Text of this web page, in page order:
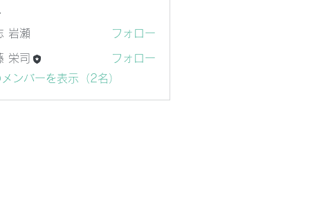
岩瀬 フォロー
栄司
フォロー
ンバーを表示（2名）